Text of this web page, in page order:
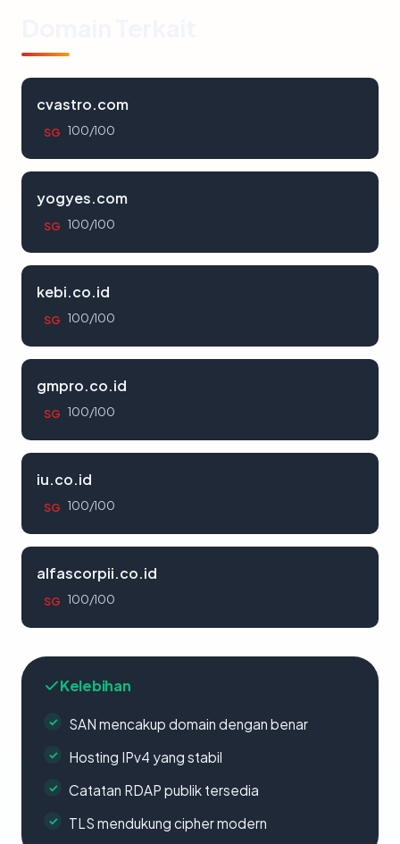
cvastro.com
SG 100/100
yogyes.com
SG 100/100
kebi.co.id
SG 100/100
gmpro.co.id
SG 100/100
iu.co.id
SG 100/100
alfascorpii.co.id
SG 100/100
Kelebihan
SAN mencakup domain dengan benar
Hosting IPv4 yang stabil
Catatan RDAP publik tersedia
TLS mendukung cipher modern